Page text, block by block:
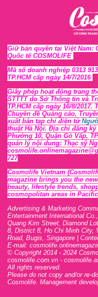
Giữ bản quyền tại Việt Nam:
Quốc tế COSMOLIFE
Mã số doanh nghiệp 0313
TP.HCM cấp ngày 14/7/2016
Giấy phép hoạt động trang
STTTT do Sở Thông tin và Tr
TP.HCM cấp ngày 16/8/
Chuyên đề Quảng cáo,
xuất bản tạp chí điện tử
thuật Hà Nội. Địa chỉ đăng ký
Phường 10, Quận Gò Vấp,
quản lý nội dung: Thạc sỹ
727
Cosmolife Vietnam
magazine brings you the
beauty, lifestyle trends,
cosmopolitan areas in
Advertising & Marketing
Entertainment International
Quang Kim Street, Diamond
8, District 8, Ho Chi Minh City,
Road, Bugis, Singapore |
E-mail:
© Copyright 2014 - 2024
cosmolife.com.vn -
All rights reserved.
Please do not copy and/or re-
Cosmolife. Management